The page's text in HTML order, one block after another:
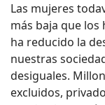
Las mujeres
más baja que
ha reducido la
nuestras
desiguales.
excluidos,